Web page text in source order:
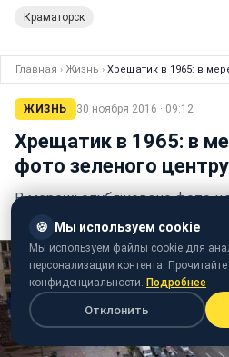
Краматорск
Главная › Жизнь › Хрещатик в 1965: в
ЖИЗНЬ 30 ноября 2016 · 09:12
Хрещатик в 1965: в
фото зеленого центру
В мережі опубліковано фото
давності
🍪 Мы используем cookie
Мы используем файлы cookie для
персонализации контента.
конфиденциальности. Подробнее
Отклонить